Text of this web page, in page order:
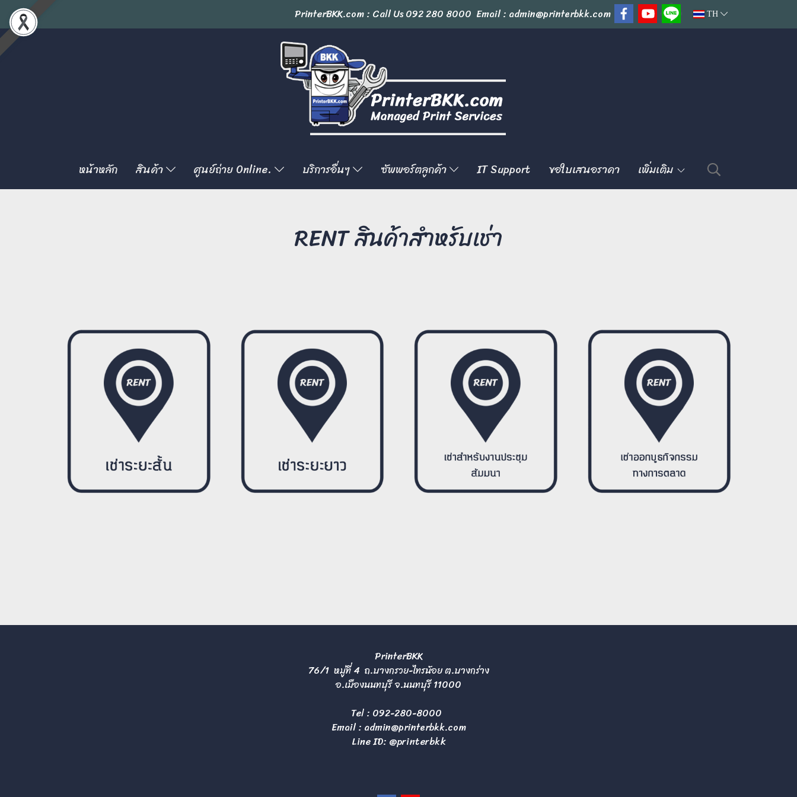
PrinterBKK.com : Call Us092 280 8000 Email : admin@printerbkk.com TH
หน้าหลัก สินค้า ศูนย์ถ่าย Online. บริการอื่นๆ ซัพพอร์ตลูกค้า IT Support ขอใบเสนอราคา เพิ่มเติม
RENT สินค้าสำหรับเช่า
PrinterBKK
76/1 หมู่ที่ 4 ถ.บางกรวย-ไทรน้อย ต.บางกร่าง
อ.เมืองนนทบุรี จ.นนทบุรี 11000
Tel : 092-280-8000
Email : admin@printerbkk.com
Line ID: @printerbkk